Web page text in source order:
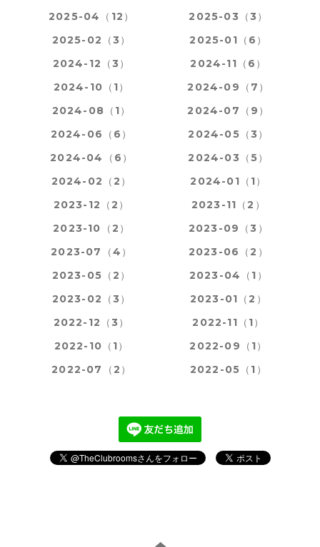
2025-04（12）
2025-03（3）
2025-02（3）
2025-01（6）
2024-12（3）
2024-11（6）
2024-10（1）
2024-09（7）
2024-08（1）
2024-07（9）
2024-06（6）
2024-05（3）
2024-04（6）
2024-03（5）
2024-02（2）
2024-01（1）
2023-12（2）
2023-11（2）
2023-10（2）
2023-09（3）
2023-07（4）
2023-06（2）
2023-05（2）
2023-04（1）
2023-02（3）
2023-01（2）
2022-12（3）
2022-11（1）
2022-10（1）
2022-09（1）
2022-07（2）
2022-05（1）